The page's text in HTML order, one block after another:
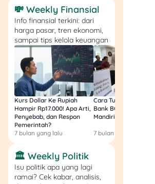
✅ Kelebihan: Nggak ada
biaya tambahan, cocok
buat transaksi kecil dan
❌ Kekurangan: Nggak
praktis, nggak mendukung
pembayaran jarak jauh.
Soal mana yang paling
untung antara QRIS dan
uang elektronik dengan
cash
punya kelebihan dan
kekurangannya. Kamu bisa
menyesuaikannya dengan
💸 Weekly Finansial
Info finansial terkini: dari
harga pasar, tren ekonomi,
sampai tips kelola keuangan
Kurs Dollar Ke Rupiah
Hampir Rp17.000! Apa Arti,
Penyebab, dan Respon
Pemerintah?
7 bulan yang lalu
Cara Tukar Uang
Bank BCA (Umum,
Mandiri, BRI, dan BSI)
7 bulan yang lalu
🏛️ Weekly Politik
Isu politik apa yang lagi
ramai? Cek kabar, analisis,